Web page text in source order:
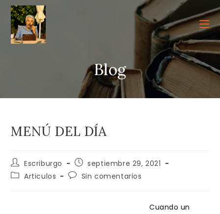
contenido
Blog
MENÚ DEL DÍA
Autor
de
la
Escriburgo
Publicación
de
la
septiembre 29, 2021
Categoría
Articulos
Comentarios
Sin comentarios
Cuando un